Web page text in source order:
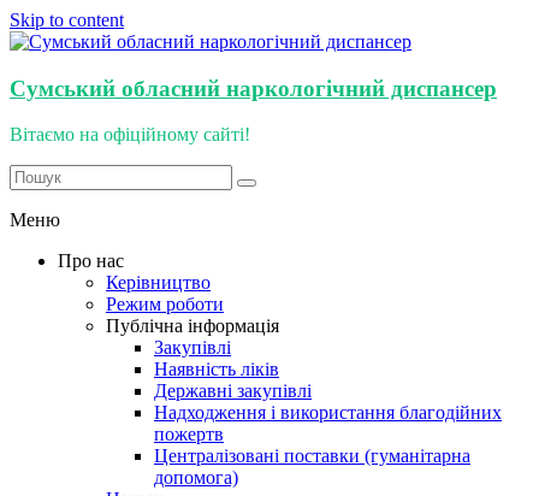
Skip to content
Сумський обласний наркологічний диспансер
Вітаємо на офіційному сайті!
Меню
Про нас
Керівництво
Режим роботи
Публічна інформація
Закупівлі
Наявність ліків
Державні закупівлі
Надходження і використання благодійних
пожертв
Централізовані поставки (гуманітарна
допомога)